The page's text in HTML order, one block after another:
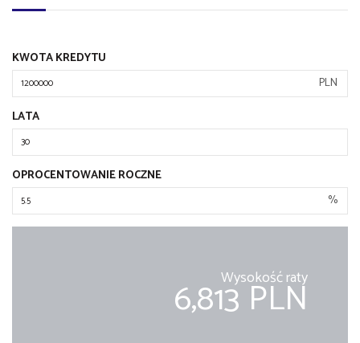
KWOTA KREDYTU
PLN
LATA
OPROCENTOWANIE ROCZNE
%
Wysokość raty
6,813 PLN